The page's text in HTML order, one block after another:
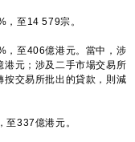
至14 579宗。
至406億港元。當中，涉
元；涉及二手市場交易所
交易所批出的貸款，則減
337億港元。